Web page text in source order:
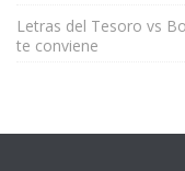
Letras del Tesoro vs
te conviene